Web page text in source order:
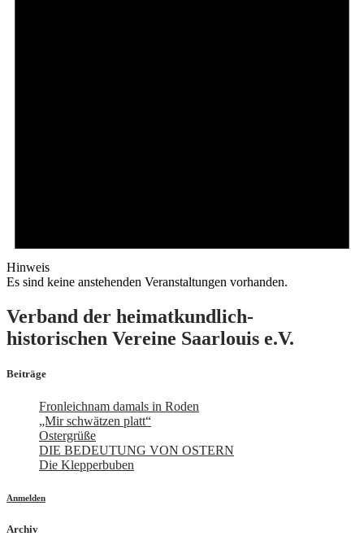
Hinweis
Es sind keine anstehenden Veranstaltungen vorhanden.
Verband der heimatkundlich-
historischen Vereine Saarlouis e.V.
Beiträge
Fronleichnam damals in Roden
„Mir schwätzen platt“
Ostergrüße
DIE BEDEUTUNG VON OSTERN
Die Klepperbuben
Anmelden
Archiv